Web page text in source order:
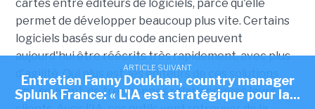
cartes entre éditeurs de logiciels, parce qu'elle
permet de développer beaucoup plus vite. Certains
logiciels basés sur du code ancien peuvent
aujourd'hui être réécrits très rapidement, avec plus
d'agilité. Qui plus est, les éditeurs de ces solutions
ont, souvent, de très bonnes relations avec leurs
ARTICLE SUIVANT
Entretien Fanny Doukhan, country manager
Splunk France: « L'IA est stratégique pour la...